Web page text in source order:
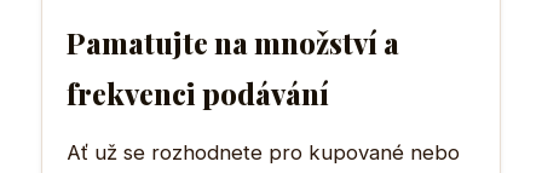
Pamatujte na množství a
frekvenci podávání
Ať už se rozhodnete pro kupované nebo